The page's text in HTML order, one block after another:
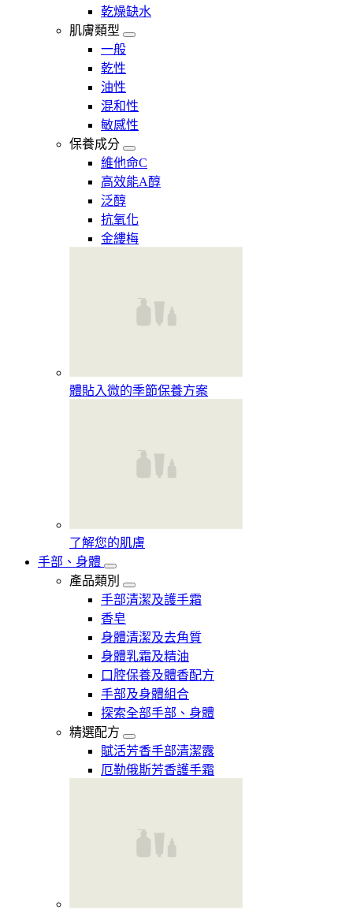
乾燥缺水
肌膚類型
一般
乾性
油性
混和性
敏感性
保養成分
維他命C
高效能A醇
泛醇
抗氧化
金縷梅
體貼入微的季節保養方案
了解您的肌膚
手部、身體
產品類別
手部清潔及護手霜
香皂
身體清潔及去角質
身體乳霜及精油
口腔保養及體香配方
手部及身體組合
探索全部手部、身體
精選配方
賦活芳香手部清潔露
厄勒俄斯芳香護手霜